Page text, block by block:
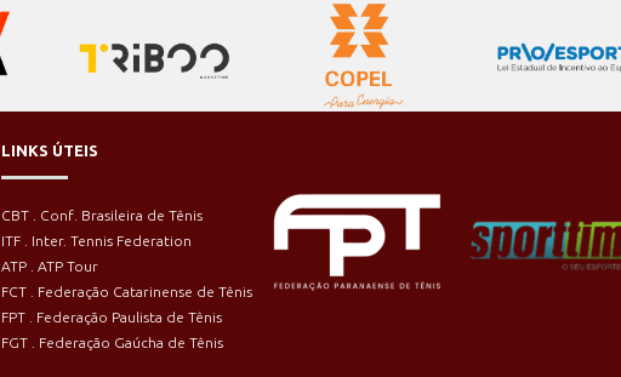
LINKS ÚTEIS
CBT . Conf. Brasileira de Tênis
ITF . Inter. Tennis Federation
ATP . ATP Tour
FCT . Federação Catarinense de Tênis
FPT . Federação Paulista de Tênis
FGT . Federação Gaúcha de Tênis